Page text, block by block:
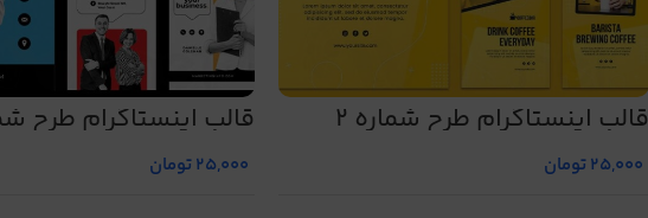
قالب اینستاگرام طرح شماره 2
25,000تومان
قالب اینستاگرام طرح
25,000تومان